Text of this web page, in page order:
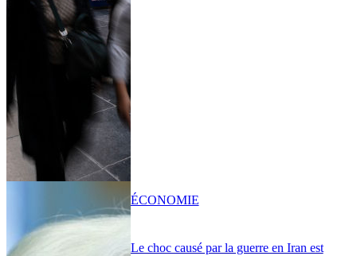
Le choc causé par la guerre en Iran est
ÉCONOMIE